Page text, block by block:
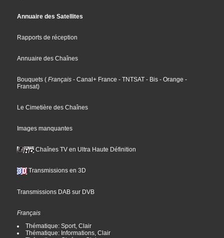
Annuaire des Satellites
Rapports de réception
Annuaire des Chaînes
Bouquets ( Français - Canal+ France - TNTSAT - Bis - Orange -
Fransat)
Le Cimetière des Chaînes
Images manquantes
Chaînes TV en Ultra Haute Définition
Transmissions en 3D
Transmissions DAB sur DVB
Français
Thématique: Sport, Clair
Thématique: Informations, Clair